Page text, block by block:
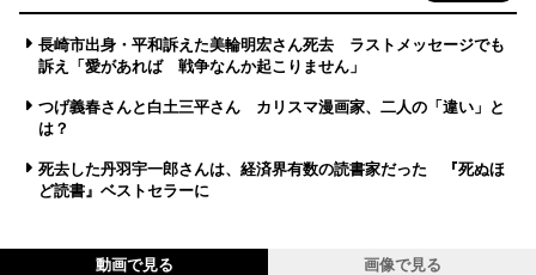
長崎市出身・平和訴えた美輪明宏さん死去 ラストメッセージでも
訴え「愛があれば 戦争なんか起こりません」
つげ義春さんと白土三平さん カリスマ漫画家、二人の「違い」と
は？
死去した丹羽宇一郎さんは、経済界有数の読書家だった 『死ぬほ
ど読書』ベストセラーに
動画で見る 画像で見る